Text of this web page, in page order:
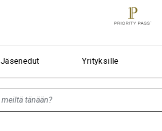
Jäsenedut Yrityksille